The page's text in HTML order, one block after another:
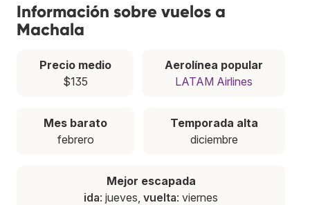
Información sobre vuelos a
Machala
Precio medio
$135
Aerolínea popular
LATAM Airlines
Mes barato
febrero
Temporada alta
diciembre
Mejor escapada
ida: jueves, vuelta: viernes